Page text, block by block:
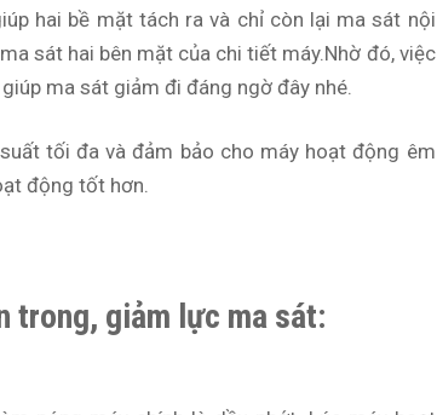
hai bề mặt tách ra và chỉ còn lại ma sát nội
sát hai bên mặt của chi tiết máy.Nhờ đó, việc
ma sát giảm đi đáng ngờ đây nhé.
tối đa và đảm bảo cho máy hoạt động êm
động tốt hơn.
trong, giảm lực ma sát: